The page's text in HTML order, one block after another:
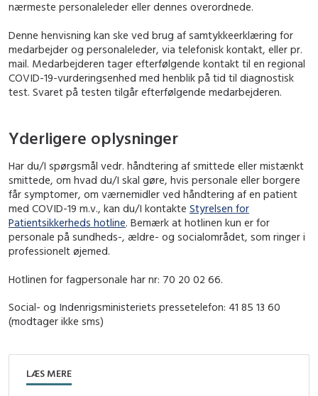
nærmeste personaleleder eller dennes overordnede.
Denne henvisning kan ske ved brug af samtykkeerklæring for
medarbejder og personaleleder, via telefonisk kontakt, eller pr.
mail. Medarbejderen tager efterfølgende kontakt til en regional
COVID-19-vurderingsenhed med henblik på tid til diagnostisk
test. Svaret på testen tilgår efterfølgende medarbejderen.
Yderligere oplysninger
Har du/I spørgsmål vedr. håndtering af smittede eller mistænkt
smittede, om hvad du/I skal gøre, hvis personale eller borgere
får symptomer, om værnemidler ved håndtering af en patient
med COVID-19 m.v., kan du/I kontakte Styrelsen for
Patientsikkerheds hotline. Bemærk at hotlinen kun er for
personale på sundheds-, ældre- og socialområdet, som ringer i
professionelt øjemed.
Hotlinen for fagpersonale har nr: 70 20 02 66.
Social- og Indenrigsministeriets pressetelefon: 41 85 13 60
(modtager ikke sms)
LÆS MERE